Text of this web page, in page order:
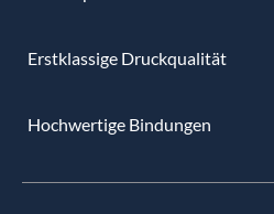
Erstklassige Druckqualität
Hochwertige Bindungen